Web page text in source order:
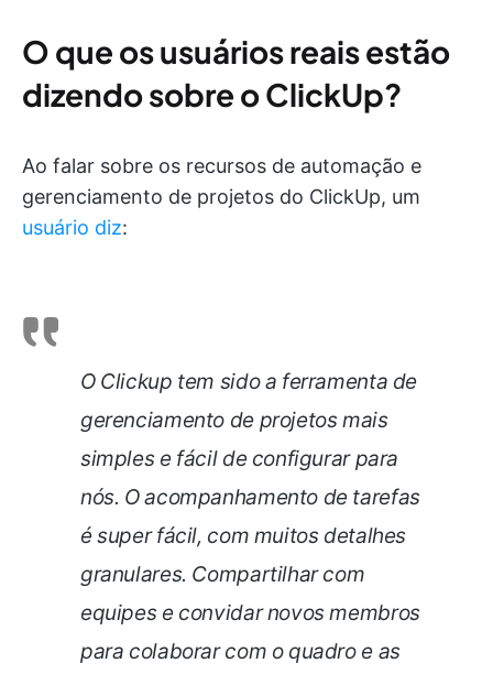
O que os usuários reais estão
dizendo sobre o ClickUp?
Ao falar sobre os recursos de automação e
gerenciamento de projetos do ClickUp, um
usuário diz:
O Clickup tem sido a ferramenta de
gerenciamento de projetos mais
simples e fácil de configurar para
nós. O acompanhamento de tarefas
é super fácil, com muitos detalhes
granulares. Compartilhar com
equipes e convidar novos membros
para colaborar com o quadro e as